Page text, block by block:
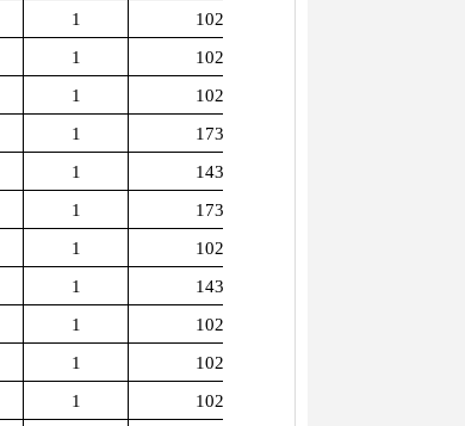
1
1025
1
1025
1
1025
1
1730
1
1430
1
1730
1
1025
1
1430
1
1025
1
1025
1
1025